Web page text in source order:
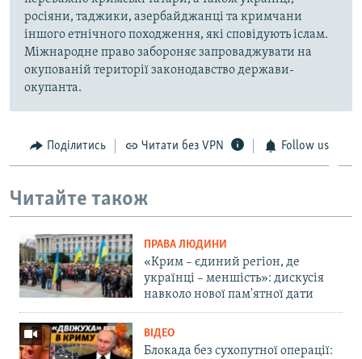
росіяни, таджики, азербайджанці та кримчани
іншого етнічного походження, які сповідують іслам.
Міжнародне право забороняє запроваджувати на
окупованій території законодавство держави-
окупанта.
Поділитись Читати без VPN Follow us
Читайте також
ПРАВА ЛЮДИНИ
«Крим – єдиний регіон, де
українці – меншість»: дискусія
навколо нової пам'ятної дати
ВІДЕО
Блокада без сухопутної операції: